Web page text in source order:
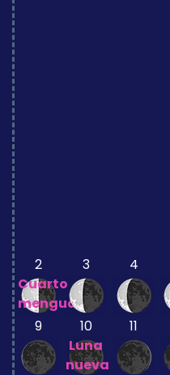
2
Cuarto
menguante
3 4
9
10
Luna
nueva
11